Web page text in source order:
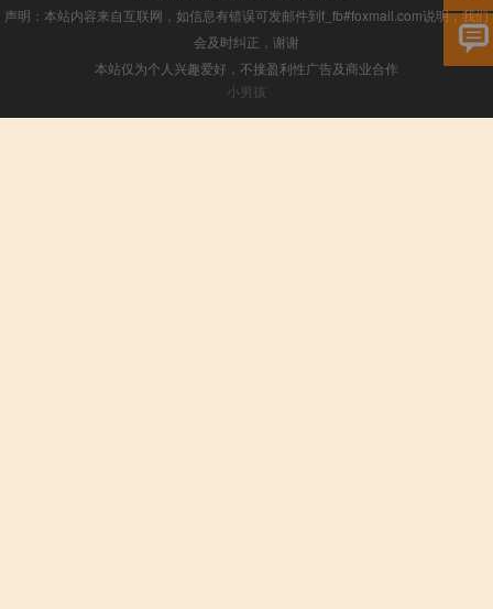
声明：本站内容来自互联网，如信息有错误可发邮件到f_fb#foxmail.com说明，我们
会及时纠正，谢谢
本站仅为个人兴趣爱好，不接盈利性广告及商业合作
小男孩